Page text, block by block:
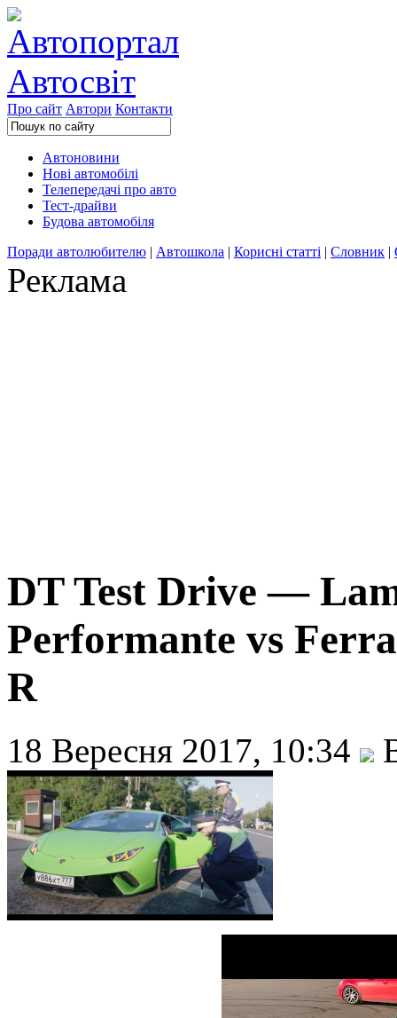
Про сайт Автори Контакти
Автоновини
Нові автомобілі
Телепередачі про авто
Тест-драйви
Будова автомобіля
Поради автолюбителю | Автошкола | Корисні статті | Словник |
Реклама
DT Test Drive —
Performante vs
R
18 Вересня 2017, 10:34